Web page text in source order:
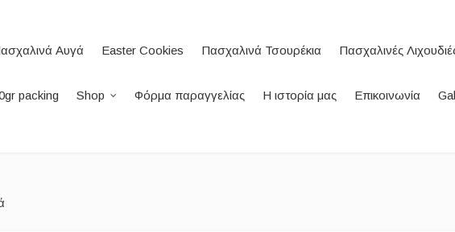
Αυγά Easter Cookies Πασχαλινά Τσουρέκια Πασχαλινές
packing Shop Φόρμα παραγγελίας Η ιστορία μας Επικοινωνία